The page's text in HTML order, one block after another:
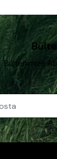
Bültenimize